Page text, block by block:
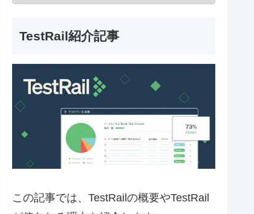
TestRail紹介記事
この記事では、TestRailの概要やTestRail